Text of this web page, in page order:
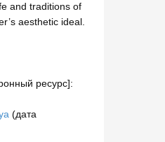
and traditions of
aesthetic ideal.
ресурс]:
(дата